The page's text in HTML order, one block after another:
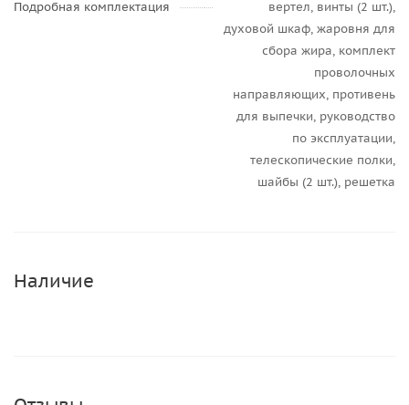
Подробная комплектация
вертел, винты (2 шт.),
духовой шкаф, жаровня для
сбора жира, комплект
проволочных
направляющих, противень
для выпечки, руководство
по эксплуатации,
телескопические полки,
шайбы (2 шт.), решетка
Наличие